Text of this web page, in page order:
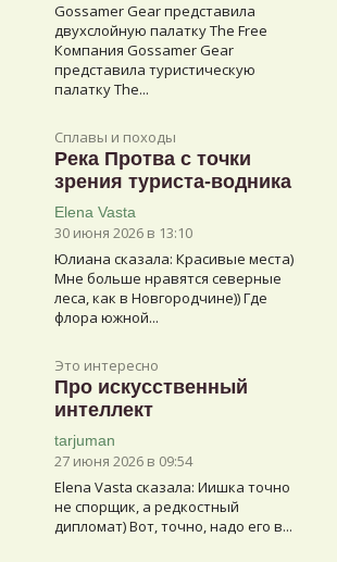
Gossamer Gear представила
двухслойную палатку The Free
Компания Gossamer Gear
представила туристическую
палатку The...
Сплавы и походы
Река Протва с точки
зрения туриста-водника
Elena Vasta
30 июня 2026 в 13:10
Юлиана сказалa: Красивые места)
Мне больше нравятся северные
леса, как в Новгородчине)) Где
флора южной...
Это интересно
Про искусственный
интеллект
tarjuman
27 июня 2026 в 09:54
Elena Vasta сказалa: Иишка точно
не спорщик, а редкостный
дипломат) Вот, точно, надо его в...